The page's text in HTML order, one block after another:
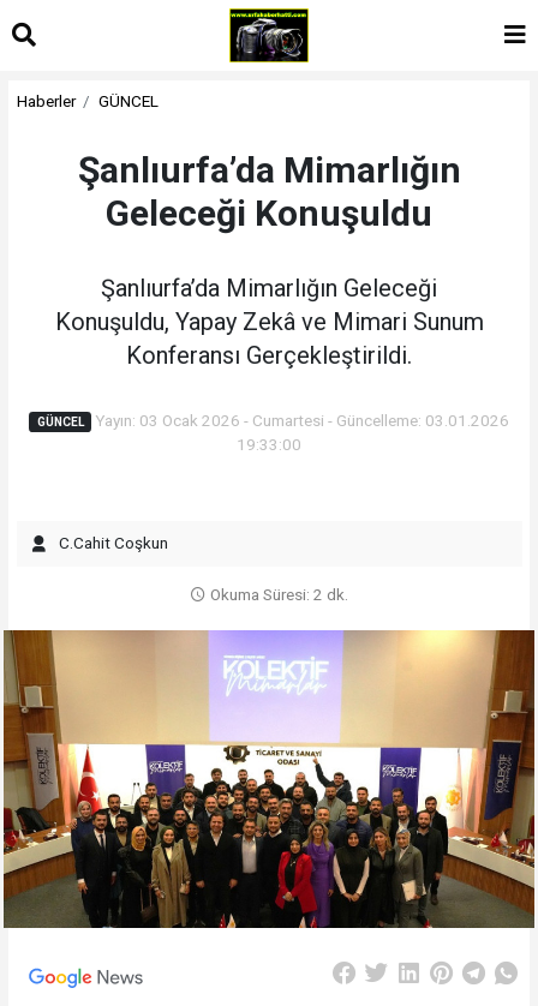
Haberler GÜNCEL
Şanlıurfa’da Mimarlığın
Geleceği Konuşuldu
Şanlıurfa’da Mimarlığın Geleceği
Konuşuldu, Yapay Zekâ ve Mimari Sunum
Konferansı Gerçekleştirildi.
GÜNCEL
Yayın: 03 Ocak 2026 - Cumartesi - Güncelleme: 03.01.2026
19:33:00
C.Cahit Coşkun
Okuma Süresi: 2 dk.